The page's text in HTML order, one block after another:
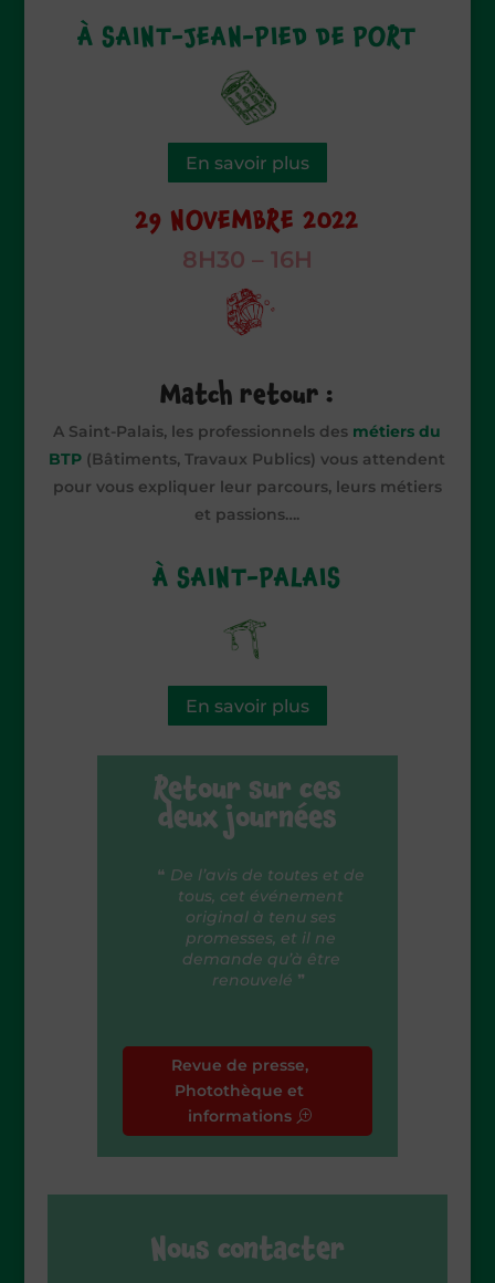
À SAINT-JEAN-PIED DE PORT
En savoir plus
29 NOVEMBRE 2022
8H30 – 16H
Match retour :
A Saint-Palais, les professionnels des métiers du
BTP (Bâtiments, Travaux Publics) vous attendent
pour vous expliquer leur parcours, leurs métiers
et passions….
À SAINT-PALAIS
En savoir plus
Retour sur ces
deux journées
❝ De l’avis de toutes et de
tous, cet événement
original à tenu ses
promesses, et il ne
demande qu’à être
renouvelé ❞
Revue de presse,
Photothèque et
informations
Nous contacter